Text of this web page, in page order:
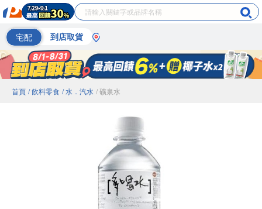
宅配 到店取貨
首頁 / 飲料零食 / 水．汽水 / 礦泉水